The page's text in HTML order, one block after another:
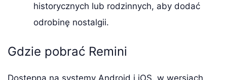
historycznych lub rodzinnych, aby dodać
odrobinę nostalgii.
Gdzie pobrać Remini
Dostępna na systemy Android i iOS, w wersjach